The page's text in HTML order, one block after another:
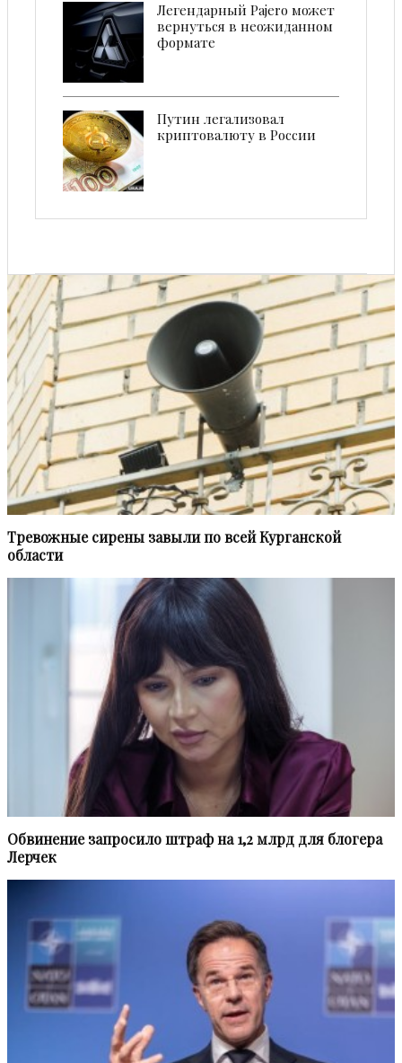
Легендарный Pajero может
вернуться в неожиданном
формате
Путин легализовал
криптовалюту в России
Тревожные сирены завыли по всей Курганской
области
Обвинение запросило штраф на 1,2 млрд для блогера
Лерчек